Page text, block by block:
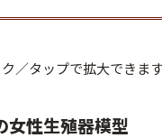
／タップで拡大できま
性生殖器模型